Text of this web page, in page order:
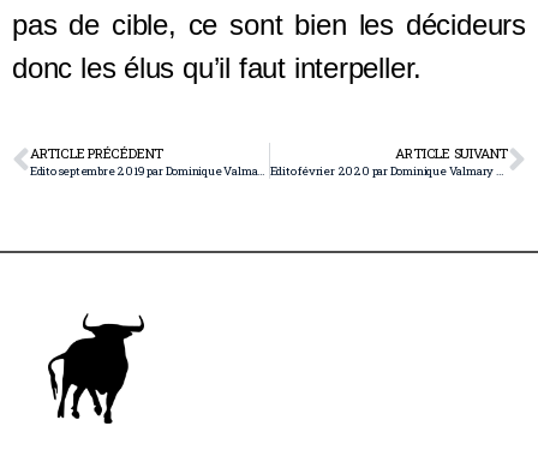
pas de cible, ce sont bien les décideurs
donc les élus qu’il faut interpeller.
ARTICLE PRÉCÉDENT
Edito septembre 2019 par Dominique Valmary
ARTICLE SUIVANT
Edito février 2020 par Dominique Valmary Taureau quand tu nous tiens!